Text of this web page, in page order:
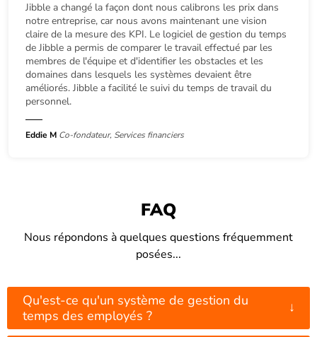
Jibble a changé la façon dont nous calibrons les prix dans
notre entreprise, car nous avons maintenant une vision
claire de la mesure des KPI. Le logiciel de gestion du temps
de Jibble a permis de comparer le travail effectué par les
membres de l'équipe et d'identifier les obstacles et les
domaines dans lesquels les systèmes devaient être
améliorés. Jibble a facilité le suivi du temps de travail du
personnel.
Eddie M Co-fondateur, Services financiers
FAQ
Nous répondons à quelques questions fréquemment
posées...
Qu'est-ce qu'un système de gestion du
temps des employés ?
↓